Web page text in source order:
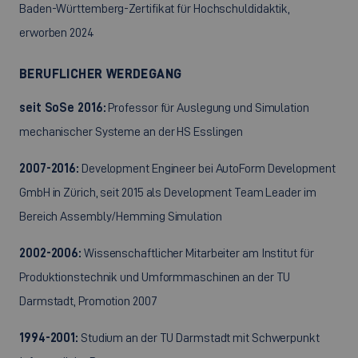
Baden-Württemberg-Zertifikat für Hochschuldidaktik,
erworben 2024
BERUFLICHER WERDEGANG
seit SoSe 2016: Professor für Auslegung und Simulation
mechanischer Systeme an der HS Esslingen
2007-2016: Development Engineer bei AutoForm Development
GmbH in Zürich, seit 2015 als Development Team Leader im
Bereich Assembly/Hemming Simulation
2002-2006: Wissenschaftlicher Mitarbeiter am Institut für
Produktionstechnik und Umformmaschinen an der TU
Darmstadt, Promotion 2007
1994-2001: Studium an der TU Darmstadt mit Schwerpunkt